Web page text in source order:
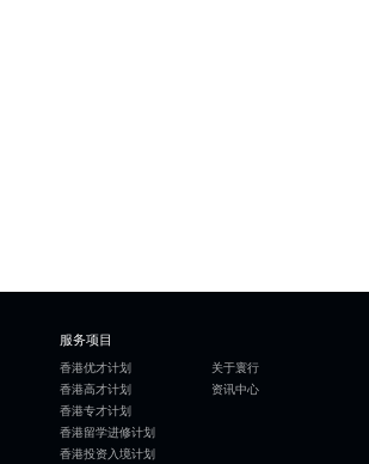
服务项目
香港优才计划
香港高才计划
香港专才计划
香港留学进修计划
香港投资入境计划
关于寰行
资讯中心